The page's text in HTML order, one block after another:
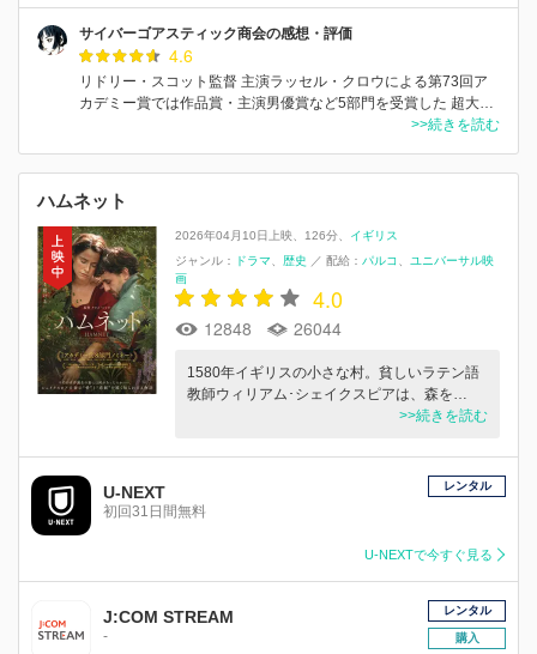
サイバーゴアスティック商会の感想・評価
4.6
リドリー・スコット監督 主演ラッセル・クロウによる第73回ア
カデミー賞では作品賞・主演男優賞など5部門を受賞した 超大…
>>続きを読む
ハムネット
2026年04月10日上映 126分
イギリス
ジャンル：
ドラマ 歴史 ／ 配給： パルコ
ユニバーサル映
画
4.0
12848 26044
1580年イギリスの小さな村。貧しいラテン語
教師ウィリアム･シェイクスピアは、森を…
>>続きを読む
U-NEXT
初回31日間無料
レンタル
U-NEXTで今すぐ見る
J:COM STREAM
-
レンタル
購入